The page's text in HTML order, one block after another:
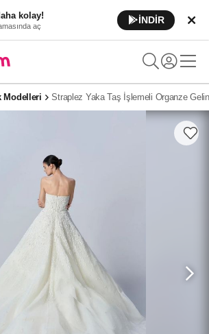
kolay!
aç
İNDİR
Modelleri Straplez Yaka Taş İşlemeli Organze